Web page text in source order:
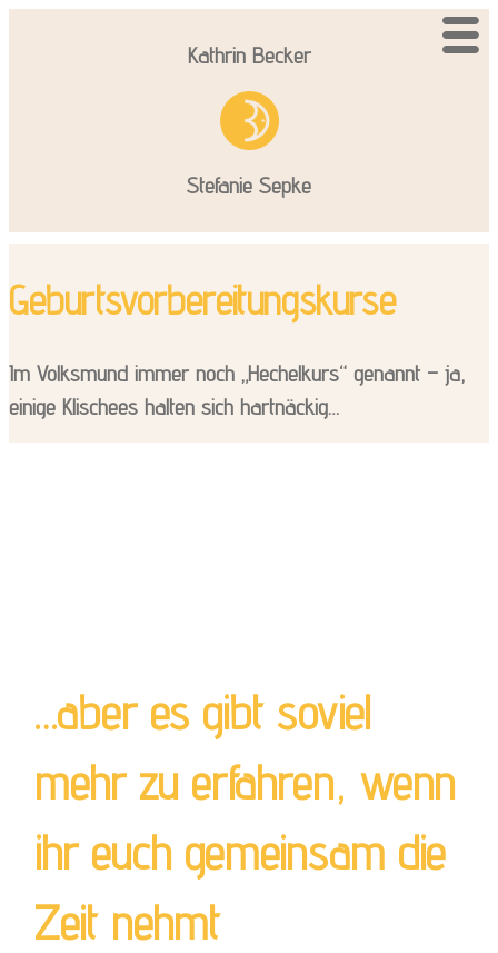
Kathrin Becker
Stefanie Sepke
Geburtsvorbereitungskurse
Im Volksmund immer noch „Hechelkurs“ genannt – ja,
einige Klischees halten sich hartnäckig…
…aber es gibt soviel
mehr zu erfahren, wenn
ihr euch gemeinsam die
Zeit nehmt